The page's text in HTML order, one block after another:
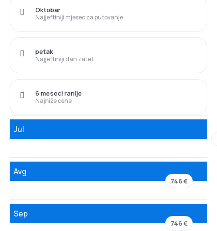
Najjeftiniji mjesec za putovanje
Oktobar
Najjeftiniji dan za let
petak
Najniže cene
6 meseci ranije
Jul
Avg
746 €
Sep
746 €